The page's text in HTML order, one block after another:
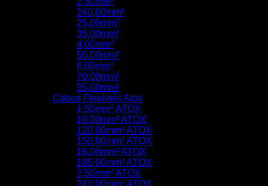
240,00mm²
25,00mm²
35,00mm²
4,00mm²
50,00mm²
6,00mm²
70,00mm²
95,00mm²
Cabos Flexíveis Atox
1,50mm² ATOX
10,00mm² ATOX
120,00mm² ATOX
150,00mm² ATOX
16,00mm² ATOX
185,00mm² ATOX
2,50mm² ATOX
240,00mm² ATOX